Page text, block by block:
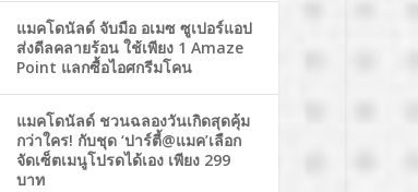
แมคโดนัลด์ จับมือ อเมซ ซูเปอร์แอป
ส่งดีลคลายร้อน ใช้เพียง 1 Amaze
Point แลกซื้อไอศกรีมโคน
แมคโดนัลด์ ชวนฉลองวันเกิดสุดคุ้ม
กว่าใคร! กับชุด ‘ปาร์ตี้@แมค’เลือก
จัดเซ็ตเมนูโปรดได้เอง เพียง 299
บาท